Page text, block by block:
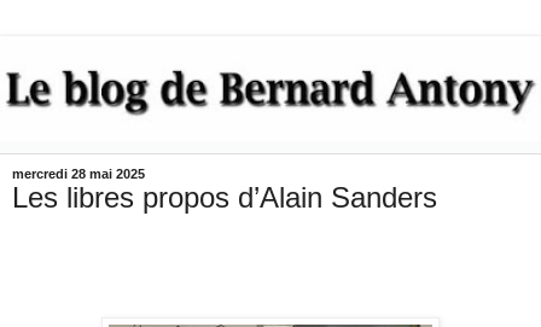
mercredi 28 mai 2025
Les libres propos d’Alain Sanders